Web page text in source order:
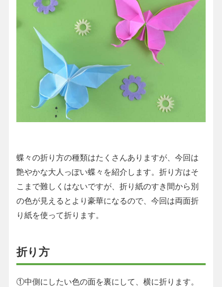
蝶々の折り方の種類はたくさんありますが、今回は
艶やかな大人っぽい蝶々を紹介します。折り方はそ
こまで難しくはないですが、折り紙のすき間から別
の色が見えるとより豪華になるので、今回は両面折
り紙を使って折ります。
折り方
①中側にしたい色の面を裏にして、横に折ります。